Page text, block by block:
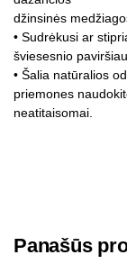
džinsinės
• Sudrėkusi ar
šviesesnio
• Šalia natūralios
priemones
neatitaisomai.
Panašūs